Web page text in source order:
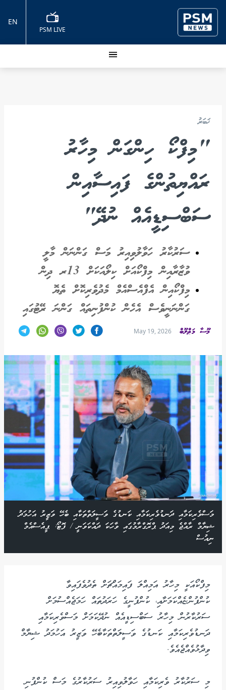
PSM LIVE
EN
ޚަބަރު
"މިފްކޯ ހިންގަން މިހާރު
ރައްޔިތުންގެ ފައިސާއިން
ސަބްސިޑީއެއް ނުދޭ"
ސަރުކާރު ހަވާލުވިއިރު މަސް ގަންނަން މާލީ
ވުޒާރާއިން މިފްކޯއަށް ކިލޯއަކަށް 13ރ ދިން
މިފްކޯއިން އެފްއެސްއެމް މެދުވެރިކޮށް ތެޔޮ
ގަންނަނީވެސް އެހެން ކުންފުނިތައް ގަންނަ ރޭޓުގައި
މޫސާ މަޠްލޫބް May 19, 2026
މަސްވެރިކަމާއި ދަނޑުވެރިކަމާއި ކަނޑުގެ ވަސީލަތްތަކާއި ބެހޭ ވަޒީރު އަހުމަދު
ޝިޔާމް ރާއްޖެ މިއަދު ޕްރޮގްރާމުގައި ވާހަކަ ދައްކަވަނީ / ފޮޓޯ: ޕީއެސްއެމް
ނިއުސް
މިފްކޯއަކީ މިހާރު އަމިއްލަ ފައިމައްޗަށް ތެދުވެފައިވާ
ކުންފުންޏެއްކަމަށާއި، ކުންފުނީގެ ހަރަދުތައް ހަމަޖެއްސުމަށް
ސަރުކާރުން މިހާރު ސަބްސިޑީއެއް ނުދޭކަމަށް މަސްވެރިކަމާއި
ދަނޑުވެރިކަމާއި ކަނޑުގެ ވަސީލަތްތަކާބެހޭ ވަޒީރު އަހުމަދު ޝިޔާމް
ވިދާޅުވެއްޖެއެވެ.
މި ސަރުކާރު ވެރިކަމާއި ހަވާލުވިއިރު ސަރުކާރުގެ މަސް ކުންފުނި